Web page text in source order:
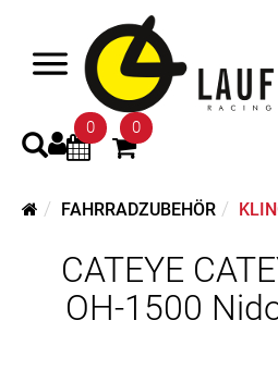
0 0
FAHRRADZUBEHÖR
CATEYE
OH-1500